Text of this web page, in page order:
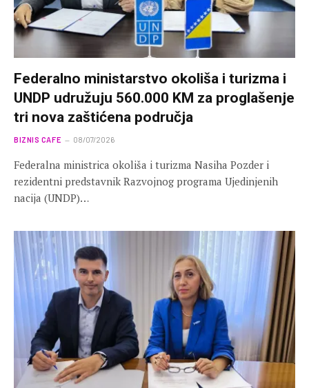
Federalno ministarstvo okoliša i turizma i
UNDP udružuju 560.000 KM za proglašenje
tri nova zaštićena područja
BIZNIS CAFE 08/07/2026
Federalna ministrica okoliša i turizma Nasiha Pozder i
rezidentni predstavnik Razvojnog programa Ujedinjenih
nacija (UNDP)…